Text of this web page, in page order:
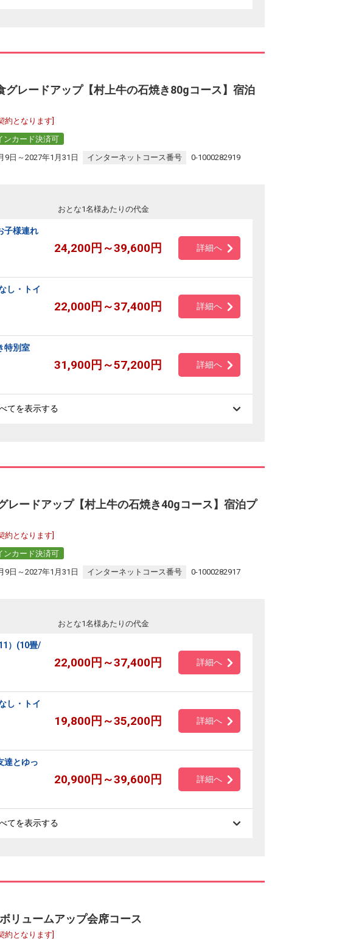
グレードアップ【村上牛の石焼き80gコース】宿泊
約となります]
ンカード決済可
9日～2027年1月31日 インターネットコース番号 0-1000282919
おとな1名様あたりの代金
子様連れ
24,200円～39,600円 詳細へ
し・トイ
22,000円～37,400円 詳細へ
特別室
31,900円～57,200円 詳細へ
てを表示する
レードアップ【村上牛の石焼き40gコース】宿泊プ
約となります]
ンカード決済可
9日～2027年1月31日 インターネットコース番号 0-1000282917
おとな1名様あたりの代金
）(10畳/
22,000円～37,400円 詳細へ
し・トイ
19,800円～35,200円 詳細へ
達とゆっ
20,900円～39,600円 詳細へ
てを表示する
リュームアップ会席コース
約となります]